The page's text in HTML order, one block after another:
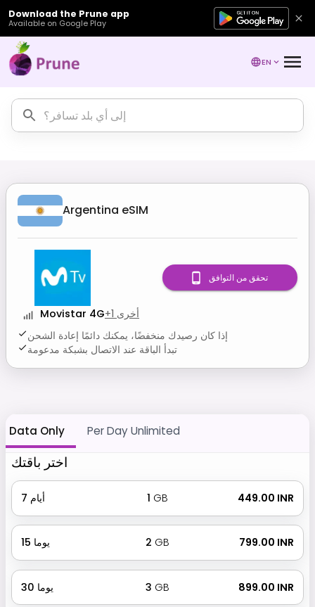
Download the Prune app
Available on Google Play
EN
Argentina eSIM
Movistar 4G+1 أخرى
إذا كان رصيدك منخفضًا، يمكنك دائمًا إعادة الشحن
تبدأ الباقة عند الاتصال بشبكة مدعومة
تحقق من التوافق
Data Only Per Day Unlimited
اختر باقتك
7 أيام 1 GB ₹ 449.00 INR
15 يوما 2 GB ₹ 799.00 INR
30 يوما 3 GB ₹ 899.00 INR